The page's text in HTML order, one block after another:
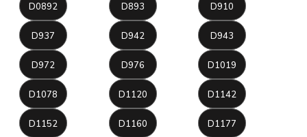
D0892 D893 D910
D937 D942 D943
D972 D976 D1019
D1078 D1120 D1142
D1152 D1160 D1177